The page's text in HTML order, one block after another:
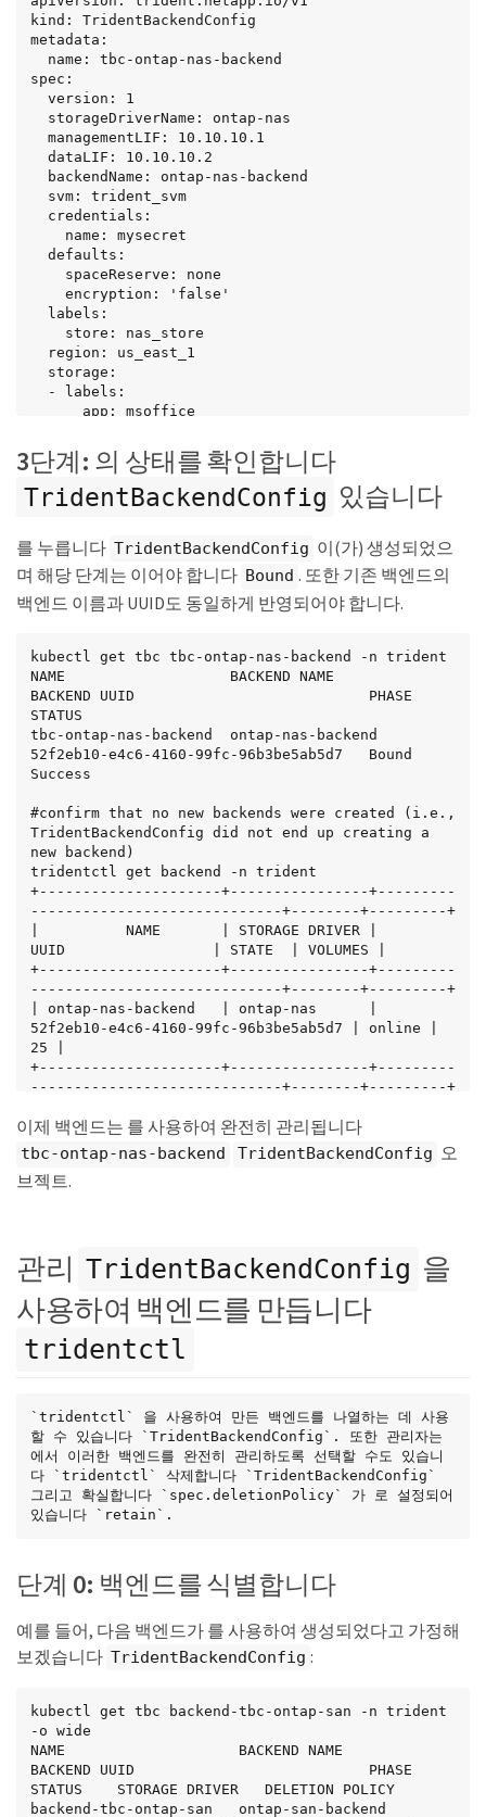
kind: TridentBackendConfig
metadata:
spec:
    zone: us_east_1a
    defaults:
      spaceReserve: volume
      encryption: 'true'
  - labels:
      app: mysqldb
      cost: '25'
    zone: us_east_1d
      encryption: 'false'
      unixPermissions: '0775'
kubectl create -f backend-tbc-ontap-nas.yaml -n
trident
tridentbackendconfig.trident.netapp.io/tbc-ontap-
nas-backend created
3단계: 의 상태를 확인합니다
TridentBackendConfig 있습니다
를 누릅니다 TridentBackendConfig 이(가) 생성되었으
며 해당 단계는 이어야 합니다 Bound . 또한 기존 백엔드의
백엔드 이름과 UUID도 동일하게 반영되어야 합니다.
kubectl get tbc tbc-ontap-nas-backend -n trident
NAME                   BACKEND NAME
BACKEND UUID                           PHASE
STATUS
tbc-ontap-nas-backend  ontap-nas-backend
52f2eb10-e4c6-4160-99fc-96b3be5ab5d7   Bound
Success
#confirm that no new backends were created (i.e.,
TridentBackendConfig did not end up creating a
new backend)
tridentctl get backend -n trident
+---------------------+----------------+---------
-----------------------------+--------+---------+
|          NAME       | STORAGE DRIVER |
UUID                 | STATE  | VOLUMES |
+---------------------+----------------+---------
-----------------------------+--------+---------+
| ontap-nas-backend   | ontap-nas      |
52f2eb10-e4c6-4160-99fc-96b3be5ab5d7 | online |
25 |
+---------------------+----------------+---------
-----------------------------+--------+---------+
이제 백엔드는 를 사용하여 완전히 관리됩니다
tbc-ontap-nas-backend TridentBackendConfig 오
브젝트.
관리 TridentBackendConfig 을
사용하여 백엔드를 만듭니다
tridentctl
`tridentctl` 을 사용하여 만든 백엔드를 나열하는 데 사용
할 수 있습니다 `TridentBackendConfig`. 또한 관리자는
에서 이러한 백엔드를 완전히 관리하도록 선택할 수도 있습니
다 `tridentctl` 삭제합니다 `TridentBackendConfig`
그리고 확실합니다 `spec.deletionPolicy` 가 로 설정되어
있습니다 `retain`.
단계 0: 백엔드를 식별합니다
예를 들어, 다음 백엔드가 를 사용하여 생성되었다고 가정해
보겠습니다 TridentBackendConfig :
kubectl get tbc backend-tbc-ontap-san -n trident
-o wide
NAME                    BACKEND NAME
BACKEND UUID                           PHASE
STATUS    STORAGE DRIVER   DELETION POLICY
backend-tbc-ontap-san   ontap-san-backend